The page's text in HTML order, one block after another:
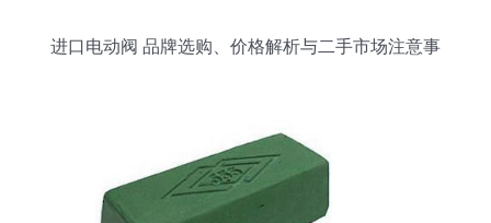
进口电动阀 品牌选购、价格解析与二手市场注意事